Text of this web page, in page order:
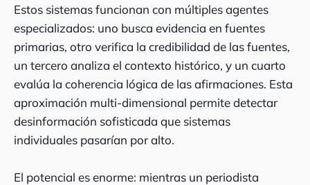
Estos sistemas funcionan con múltiples agentes
especializados: uno busca evidencia en fuentes
primarias, otro verifica la credibilidad de las fuentes,
un tercero analiza el contexto histórico, y un cuarto
evalúa la coherencia lógica de las afirmaciones. Esta
aproximación multi-dimensional permite detectar
desinformación sofisticada que sistemas
individuales pasarían por alto.
El potencial es enorme: mientras un periodista